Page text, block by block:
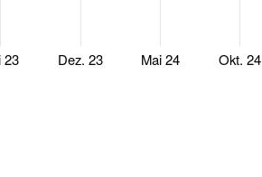
23 Dez. 23 Mai 24 Okt. 24